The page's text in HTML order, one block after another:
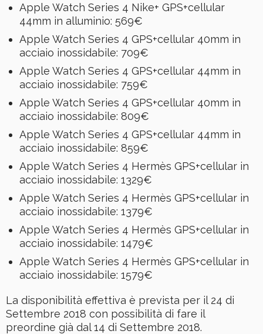
Apple Watch Series 4 Nike+ GPS+cellular
44mm in alluminio: 569€
Apple Watch Series 4 GPS+cellular 40mm in
acciaio inossidabile: 709€
Apple Watch Series 4 GPS+cellular 44mm in
acciaio inossidabile: 759€
Apple Watch Series 4 GPS+cellular 40mm in
acciaio inossidabile: 809€
Apple Watch Series 4 GPS+cellular 44mm in
acciaio inossidabile: 859€
Apple Watch Series 4 Hermès GPS+cellular in
acciaio inossidabile: 1329€
Apple Watch Series 4 Hermès GPS+cellular in
acciaio inossidabile: 1379€
Apple Watch Series 4 Hermès GPS+cellular in
acciaio inossidabile: 1479€
Apple Watch Series 4 Hermès GPS+cellular in
acciaio inossidabile: 1579€
La disponibilità effettiva è prevista per il 24 di
Settembre 2018 con possibilità di fare il
preordine già dal 14 di Settembre 2018.